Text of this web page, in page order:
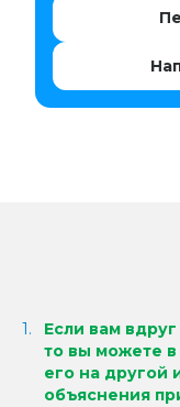
Если вам
то вы можете
его на другой
объяснения